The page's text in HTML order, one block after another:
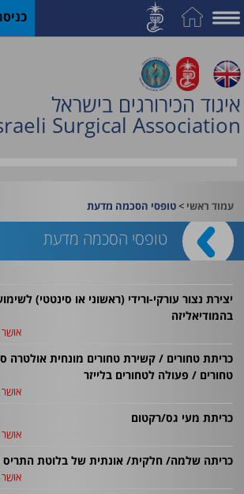
איגוד הכירורגים בישראל
Surgical Association
על
האיגוד
חברות
וחוגים
האקדמיה
לכירורגיה
קורסים
והכשרות
פעילות
וטופסי
מידע
לציבור
עמוד ראשי >טופסי הסכמה מדעת
טופסי הסכמה מדעת
יצירת נצור עורקי-ורידי (ראשוני או סינטטי)
בהמודיאליזה
כריתת טחורים / קשירת טחורים מונחית אולטרה
טחורים / פעולה לטחורים בלייזר
כריתת מעי גס/רקטום
כריתה שלמה/ חלקית/ אונתית של בלוטת התריס